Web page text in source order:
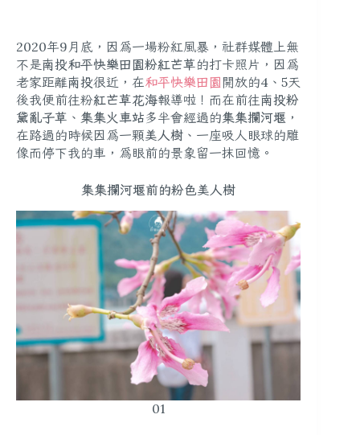
2020年9月底，因為一場粉紅風暴，社群媒體上無
不是南投和平快樂田園粉紅芒草的打卡照片，因為
老家距離南投很近，在和平快樂田園 開放的4、5天
後我便前往粉紅芒草花海報導啦！而在前往南投粉
黛亂子草 、 集集火車站多半會經過的集集攔河堰 ，
在路過的時候因為一顆美人樹 、一座吸人眼球的雕
像而停下我的車，為眼前的景象留一抹回憶。
集集攔河堰前的粉色美人樹
01